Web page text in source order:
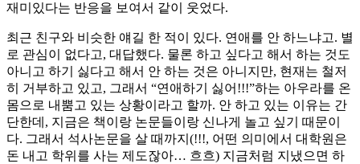
재미있다는 반응을 보여서 같이 웃었다.
최근 친구와 비슷한 얘길 한 적이 있다. 연애를 안 하느냐고. 별
로 관심이 없다고, 대답했다. 물론 하고 싶다고 해서 하는 것도
아니고 하기 싫다고 해서 안 하는 것은 아니지만, 현재는 철저
히 거부하고 있고, 그래서 “연애하기 싫어!!!”하는 아우라를 온
몸으로 내뿜고 있는 상황이라고 할까. 안 하고 있는 이유는 간
단한데, 지금은 책이랑 논문들이랑 신나게 놀고 싶기 때문이
다. 그래서 석사논문을 살 때까지(!!!, 어떤 의미에서 대학원은
돈 내고 학위를 사는 제도잖아… 흐흐) 지금처럼 지냈으면 하